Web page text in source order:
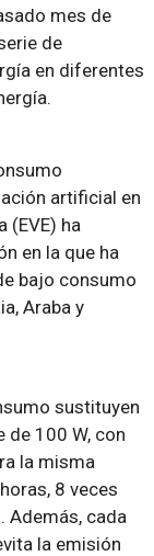
mes de
de
en diferentes
artificial en
(EVE) ha
en la que ha
bajo consumo
Araba y
sustituyen
de 100 W, con
la misma
8 veces
Además, cada
la emisión